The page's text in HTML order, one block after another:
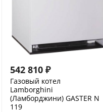
542 810 ₽
Газовый котел
Lamborghini
(Ламборджини) GASTER N
119